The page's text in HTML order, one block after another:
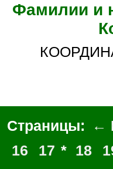
Фамилии и
КООРДИНАТЫ по поиску (в краткой форме
Страницы: ←
16
17 * 18